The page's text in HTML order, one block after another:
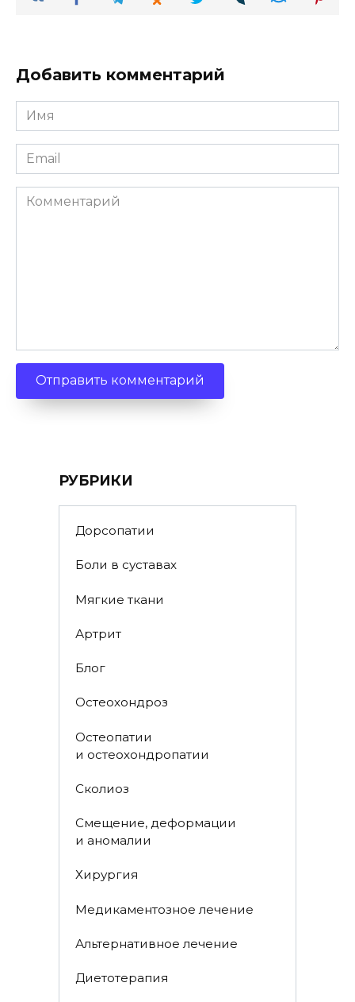
Добавить комментарий
Имя
*
Email
*
Комментарий
РУБРИКИ
Дорсопатии
Боли в суставах
Мягкие ткани
Артрит
Блог
Остеохондроз
Остеопатии
и остеохондропатии
Сколиоз
Смещение, деформации
и аномалии
Хирургия
Медикаментозное лечение
Альтернативное лечение
Диетотерапия